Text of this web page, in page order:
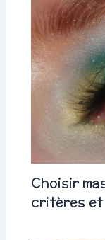
Choisir
critères et